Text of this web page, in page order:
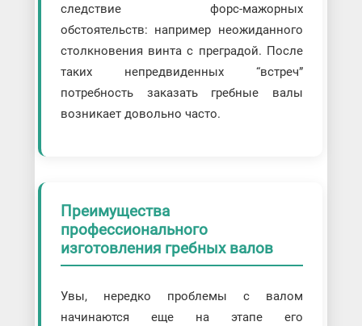
следствие форс-мажорных
обстоятельств: например неожиданного
столкновения винта с преградой. После
таких непредвиденных “встреч”
потребность заказать гребные валы
возникает довольно часто.
Преимущества
профессионального
изготовления гребных валов
Увы, нередко проблемы с валом
начинаются еще на этапе его